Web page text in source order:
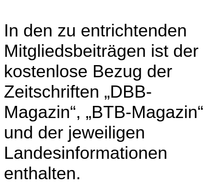
In den zu entrichtenden
Mitgliedsbeiträgen ist der
kostenlose Bezug der
Zeitschriften „DBB-
Magazin“, „BTB-Magazin“
und der jeweiligen
Landesinformationen
enthalten.